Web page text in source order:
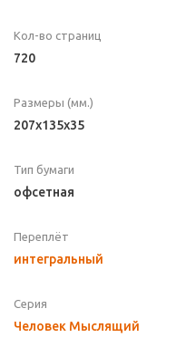
Кол-во страниц
720
Размеры (мм.)
207x135x35
Тип бумаги
офсетная
Переплёт
интегральный
Серия
Человек Мыслящий